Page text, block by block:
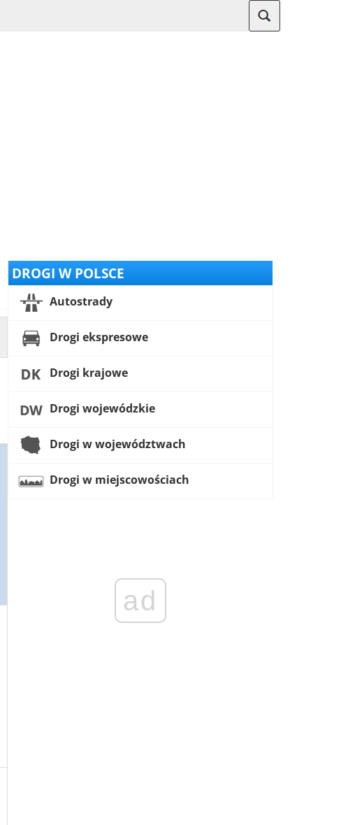
DROGI W POLSCE
Autostrady
Drogi ekspresowe
Drogi krajowe
Drogi wojewódzkie
Drogi w województwach
Drogi w miejscowościach
ad